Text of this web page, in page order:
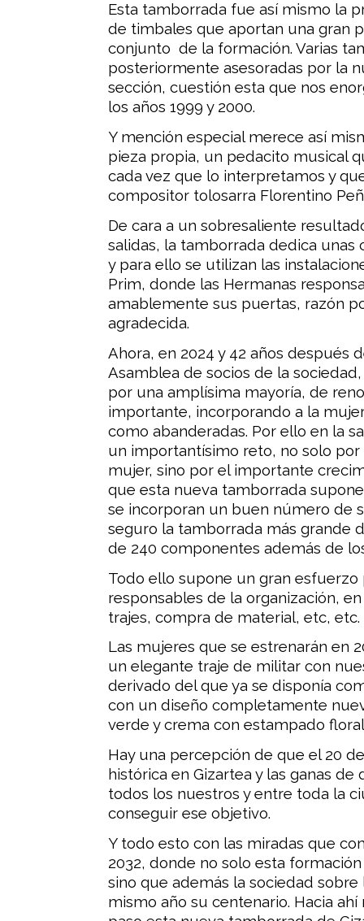
Esta tamborrada fue así mismo la
de timbales que aportan una gran
conjunto de la formación. Varias
posteriormente asesoradas por la
sección, cuestión esta que nos
los años 1999 y 2000.
Y mención especial merece así
pieza propia, un pedacito musical
cada vez que lo interpretamos y
compositor tolosarra Florentino
De cara a un sobresaliente
salidas, la tamborrada dedica unas
y para ello se utilizan las
Prim, donde las Hermanas
amablemente sus puertas, razón
agradecida.
Ahora, en 2024 y 42 años después
Asamblea de socios de la
por una amplísima mayoría, de
importante, incorporando a la
como abanderadas. Por ello en la
un importantísimo reto, no solo
mujer, sino por el importante
que esta nueva tamborrada
se incorporan un buen número de
seguro la tamborrada más grande
de 240 componentes además de
Todo ello supone un gran
responsables de la organización,
trajes, compra de material, etc, etc.
Las mujeres que se estrenarán en
un elegante traje de militar con
derivado del que ya se disponía
con un diseño completamente
verde y crema con estampado
Hay una percepción de que el 20
histórica en Gizartea y las ganas
todos los nuestros y entre toda la
conseguir ese objetivo.
Y todo esto con las miradas que
2032, donde no solo esta
sino que además la sociedad
mismo año su centenario. Hacia